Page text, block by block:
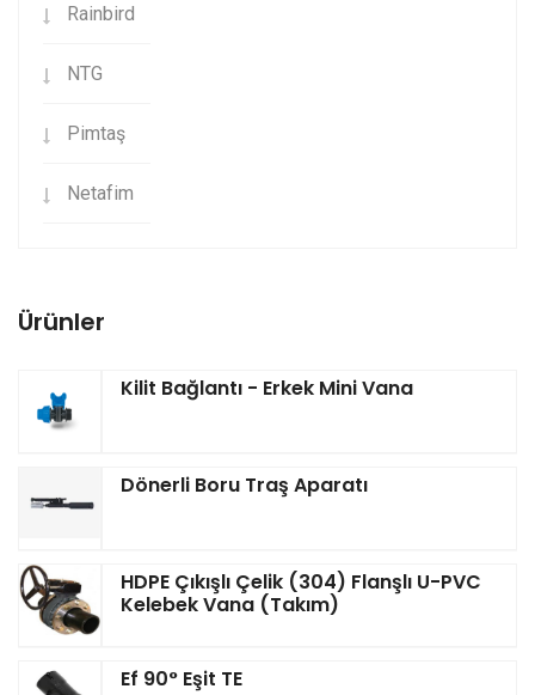
Rainbird
NTG
Pimtaş
Netafim
Ürünler
Kilit Bağlantı - Erkek Mini Vana
Dönerli Boru Traş Aparatı
HDPE Çıkışlı Çelik (304) Flanşlı U-PVC
Kelebek Vana (Takım)
Ef 90° Eşit TE